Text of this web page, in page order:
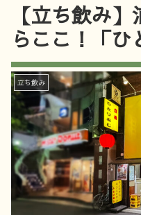
【立ち飲み
らここ！「ひ
立ち飲み